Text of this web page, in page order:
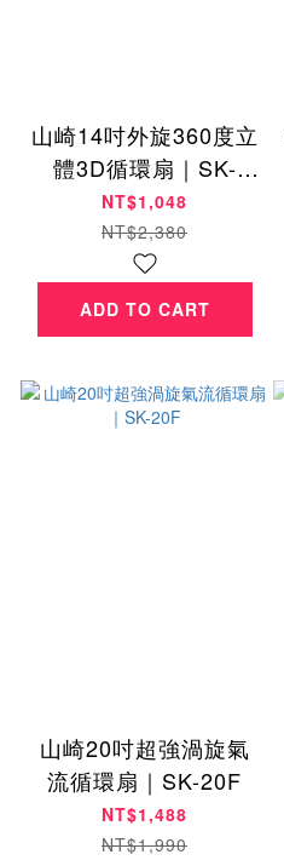
山崎14吋外旋360度立
體3D循環扇｜SK-
1485S
NT$1,048
NT$2,380
ADD TO CART
山崎20吋超強渦旋氣
流循環扇｜SK-20F
NT$1,488
NT$1,990